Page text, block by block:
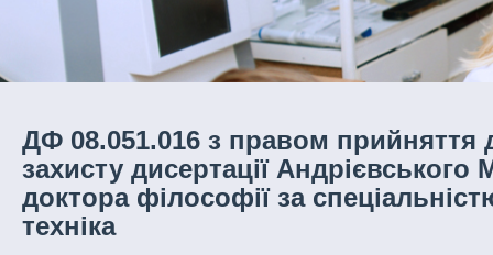
ДФ 08.051.016 з правом прийняття
захисту дисертації
доктора філософії за
техніка